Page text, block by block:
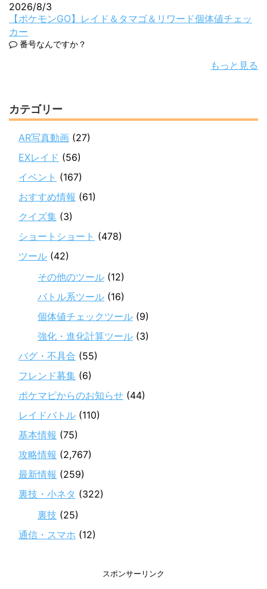
2026/8/3
【ポケモンGO】レイド＆タマゴ＆リワード個体値チェッ
カー
番号なんですか？
もっと見る
カテゴリー
AR写真動画 (27)
EXレイド (56)
イベント (167)
おすすめ情報 (61)
クイズ集 (3)
ショートショート (478)
ツール (42)
その他のツール (12)
バトル系ツール (16)
個体値チェックツール (9)
強化・進化計算ツール (3)
バグ・不具合 (55)
フレンド募集 (6)
ポケマピからのお知らせ (44)
レイドバトル (110)
基本情報 (75)
攻略情報 (2,767)
最新情報 (259)
裏技・小ネタ (322)
裏技 (25)
通信・スマホ (12)
スポンサーリンク